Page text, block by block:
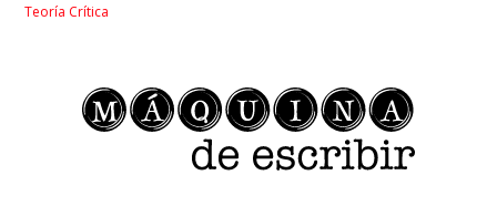
Teoría Crítica